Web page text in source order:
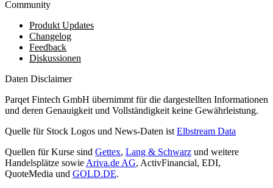
Community
Produkt Updates
Changelog
Feedback
Diskussionen
Daten Disclaimer
Parqet Fintech GmbH übernimmt für die dargestellten Informationen
und deren Genauigkeit und Vollständigkeit keine Gewährleistung.
Quelle für Stock Logos und News-Daten ist Elbstream Data
Quellen für Kurse sind Gettex, Lang & Schwarz und weitere
Handelsplätze sowie Ariva.de AG, ActivFinancial, EDI,
QuoteMedia und GOLD.DE.